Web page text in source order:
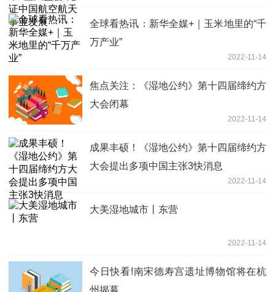
全球看热讯：新华全媒+｜玉米地里的“千
万产业”
2022-11-14
焦点关注：《湿地公约》第十四届缔约方
大会闭幕
2022-11-14
成果丰硕！《湿地公约》第十四届缔约方
大会提出多项中国主张3快消息
2022-11-14
大美湿地城市丨东营
2022-11-14
今日快看!南宋德寿宫遗址博物馆将在杭
州揭幕